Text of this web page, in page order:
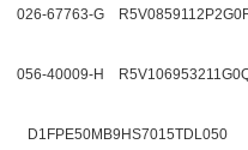
026-67763-G
056-40009-H
D1FPE50MB9HS7015TDL050